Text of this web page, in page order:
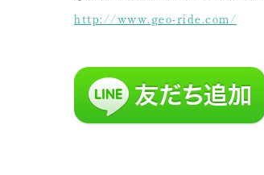
http://www.geo-ride.com/